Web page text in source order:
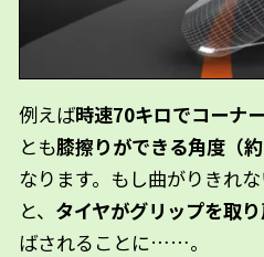
例えば時速70キロでコーナ
とも膝擦りができる角度（約
なります。 もし曲がりきれ
と、 タイヤがグリップを取
ばされることに……。